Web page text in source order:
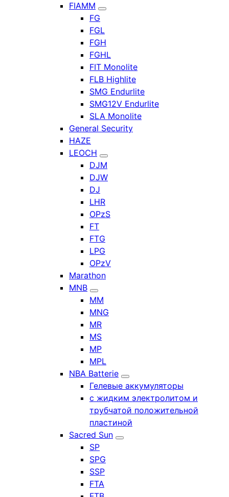
FIAMM
FG
FGL
FGH
FGHL
FIT Monolite
FLB Highlite
SMG Endurlite
SMG12V Endurlite
SLA Monolite
General Security
HAZE
LEOCH
DJM
DJW
DJ
LHR
OPzS
FT
FTG
LPG
OPzV
Marathon
MNB
MM
MNG
MR
MS
MP
MPL
NBA Batterie
Гелевые аккумуляторы
с жидким электролитом и
трубчатой положительной
пластиной
Sacred Sun
SP
SPG
SSP
FTA